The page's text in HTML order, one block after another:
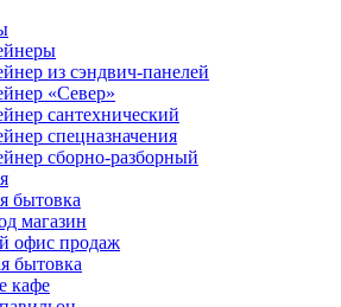
из сэндвич-панелей
«Север»
сантехнический
спецназначения
сборно-разборный
бытовка
магазин
офис продаж
бытовка
кафе